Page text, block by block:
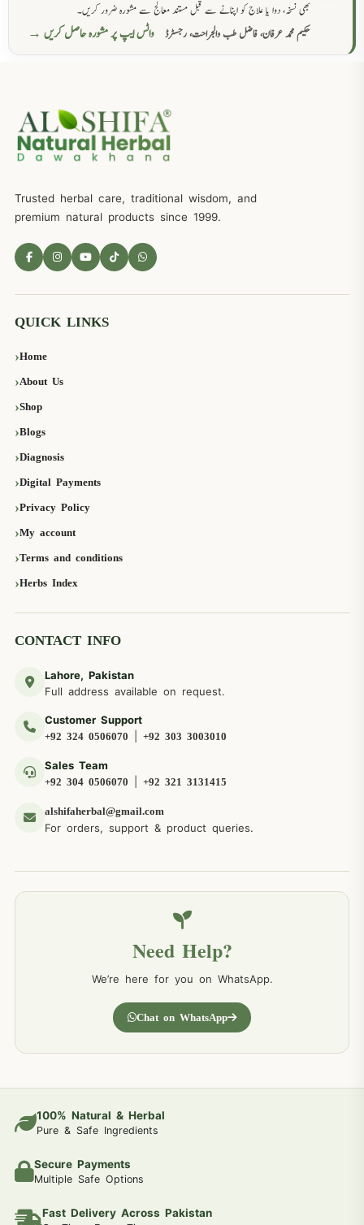
بھی نسخہ، دوا یا علاج کو اپنانے سے قبل مستند معالج سے مشورہ ضرور کریں۔
حکیم محمد عرفان، فاضل طب والجراحت، رجسٹرڈ
واٹس ایپ پر مشورہ حاصل کریں →
Trusted herbal care, traditional wisdom, and
premium natural products since 1999.
QUICK LINKS
Home
About Us
Shop
Blogs
Diagnosis
Digital Payments
Privacy Policy
My account
Terms and conditions
Herbs Index
CONTACT INFO
Lahore, Pakistan
Full address available on request.
Customer Support
+92 324 0506070 +92 303 3003010
Sales Team
+92 304 0506070 +92 321 3131415
alshifaherbal@gmail.com
For orders, support & product queries.
Need Help?
We’re here for you on WhatsApp.
Chat on WhatsApp
100% Natural & Herbal
Pure & Safe Ingredients
Secure Payments
Multiple Safe Options
Fast Delivery Across Pakistan